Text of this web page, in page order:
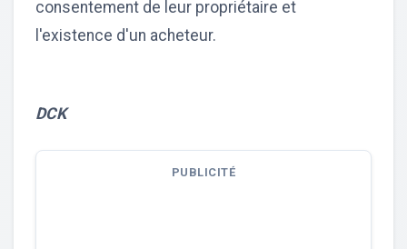
consentement de leur propriétaire et
l'existence d'un acheteur.
DCK
PUBLICITÉ